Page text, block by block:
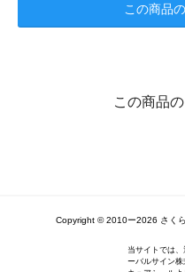
この商品
この商品
Copyright ©️ 2010ー2026 さく
当サイトでは
ーバルサイン